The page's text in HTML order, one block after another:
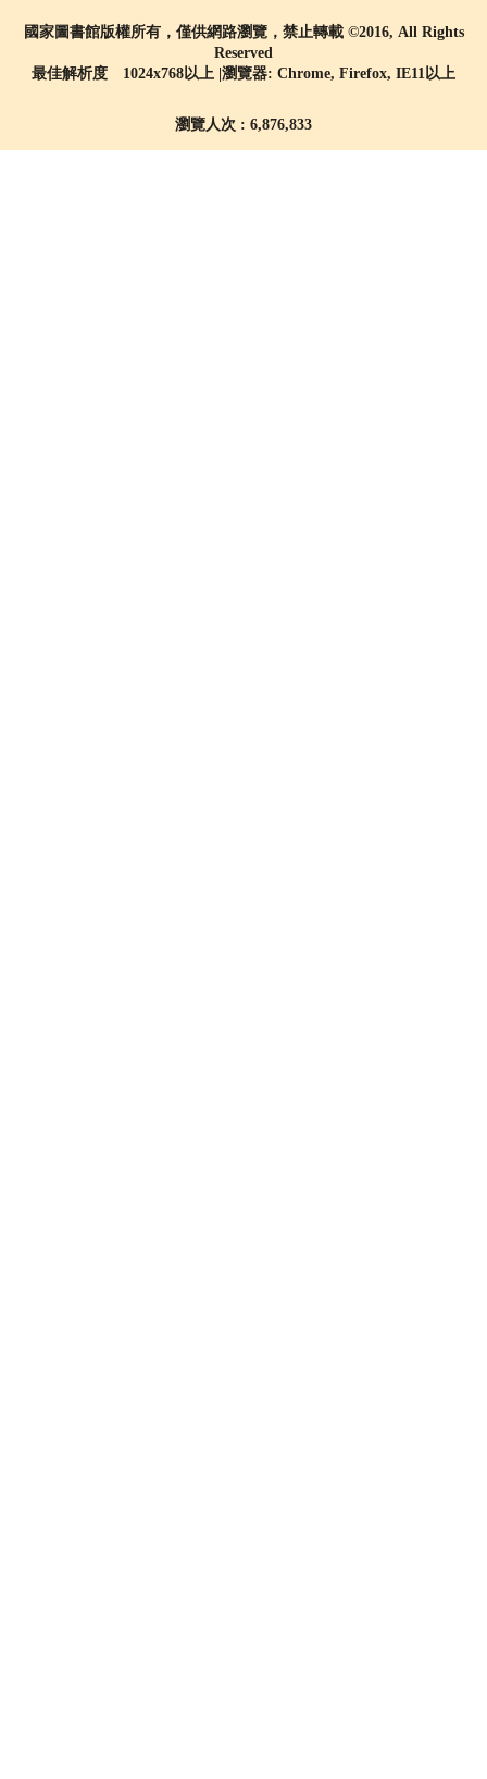
國家圖書館版權所有，僅供網路瀏覽，禁止轉載 ©2016, All Rights
Reserved
最佳解析度 1024x768以上 |瀏覽器: Chrome, Firefox, IE11以上
瀏覽人次 : 6,876,833